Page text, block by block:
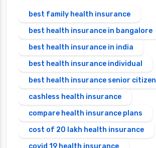
best family health insurance
best health insurance in bangalore
best health insurance in india
best health insurance individual
best health insurance senior citizen
cashless health insurance
compare health insurance plans
cost of 20 lakh health insurance
covid 19 health insurance